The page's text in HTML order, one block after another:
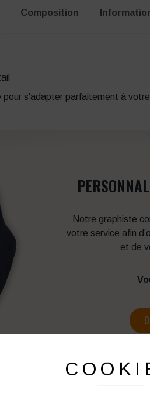
Composition
pour s'adapter parfaitement à
Notre graphiste
votre service afin
et de